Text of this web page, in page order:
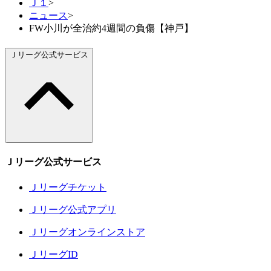
Ｊ１ >
ニュース>
FW小川が全治約4週間の負傷【神戸】
Ｊリーグ公式サービス
Ｊリーグ公式サービス
Ｊリーグチケット
Ｊリーグ公式アプリ
Ｊリーグオンラインストア
ＪリーグID